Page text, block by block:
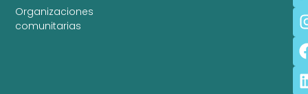
Organizaciones
comunitarias